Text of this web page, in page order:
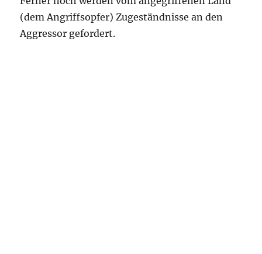
(dem Angriffsopfer) Zugeständnisse an den
Aggressor gefordert.